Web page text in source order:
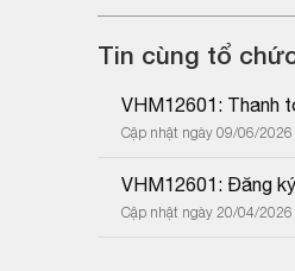
Tin cùng tổ
VHM12601: Thanh
Cập nhật ngày 09/06/
VHM12601: Đăng
Cập nhật ngày 20/04/